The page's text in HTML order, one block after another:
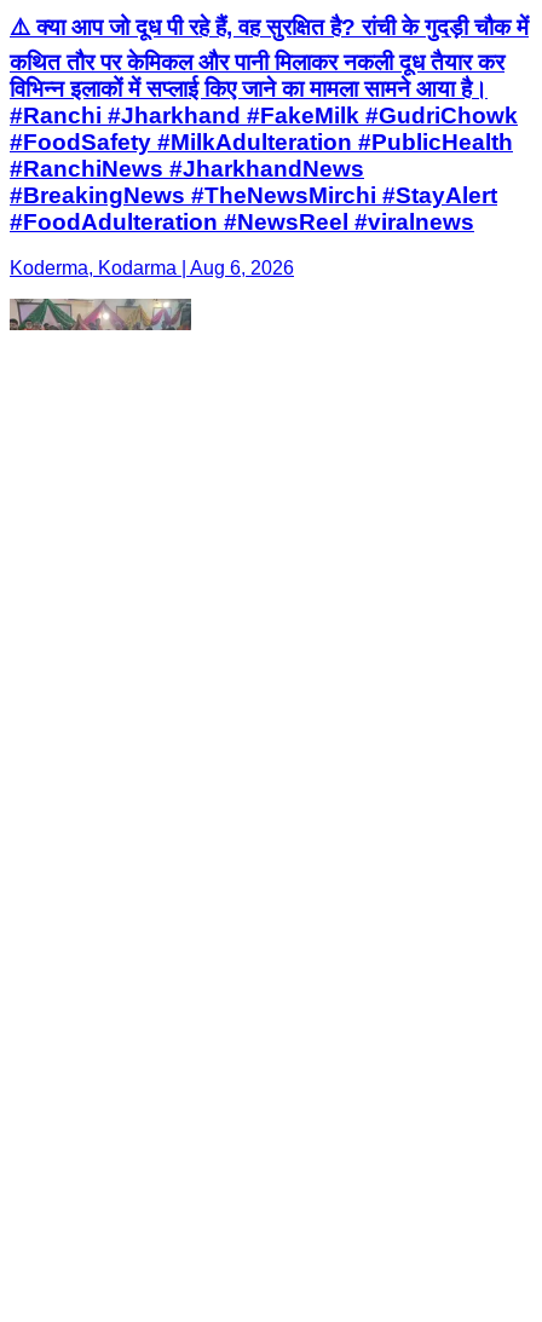
⚠️ क्या आप जो दूध पी रहे हैं, वह सुरक्षित है? रांची के गुदड़ी चौक में
कथित तौर पर केमिकल और पानी मिलाकर नकली दूध तैयार कर
विभिन्न इलाकों में सप्लाई किए जाने का मामला सामने आया है।
#Ranchi #Jharkhand #FakeMilk #GudriChowk
#FoodSafety #MilkAdulteration #PublicHealth
#RanchiNews #JharkhandNews
#BreakingNews #TheNewsMirchi #StayAlert
#FoodAdulteration #NewsReel #viralnews
Koderma, Kodarma | Aug 6, 2026